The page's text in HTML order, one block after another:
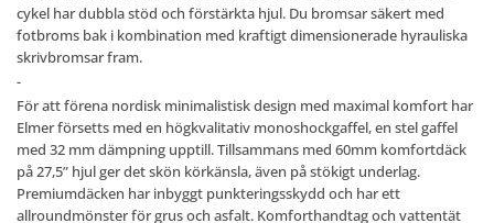
cykel har dubbla stöd och förstärkta hjul. Du bromsar säkert med
fotbroms bak i kombination med kraftigt dimensionerade hyrauliska
skrivbromsar fram.
-
För att förena nordisk minimalistisk design med maximal komfort har
Elmer försetts med en högkvalitativ monoshockgaffel, en stel gaffel
med 32 mm dämpning upptill. Tillsammans med 60mm komfortdäck
på 27,5” hjul ger det skön körkänsla, även på stökigt underlag.
Premiumdäcken har inbyggt punkteringsskydd och har ett
allroundmönster för grus och asfalt. Komforthandtag och vattentät